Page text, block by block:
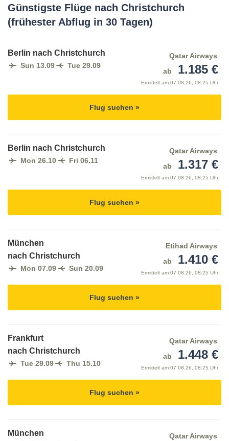
Günstigste Flüge nach Christchurch
(frühester Abflug in 30 Tagen)
Berlin nach Christchurch
Sun 13.09 Tue 29.09
Qatar Airways
ab
1.185 €
Ermittelt am 07.08.26, 08:25 Uhr
Flug suchen »
Berlin nach Christchurch
Mon 26.10 Fri 06.11
Qatar Airways
ab
1.317 €
Ermittelt am 07.08.26, 08:25 Uhr
Flug suchen »
München
nach Christchurch
Mon 07.09 Sun 20.09
Etihad Airways
ab
1.410 €
Ermittelt am 07.08.26, 08:25 Uhr
Flug suchen »
Frankfurt
nach Christchurch
Tue 29.09 Thu 15.10
Qatar Airways
ab
1.448 €
Ermittelt am 07.08.26, 08:25 Uhr
Flug suchen »
München
Qatar Airways